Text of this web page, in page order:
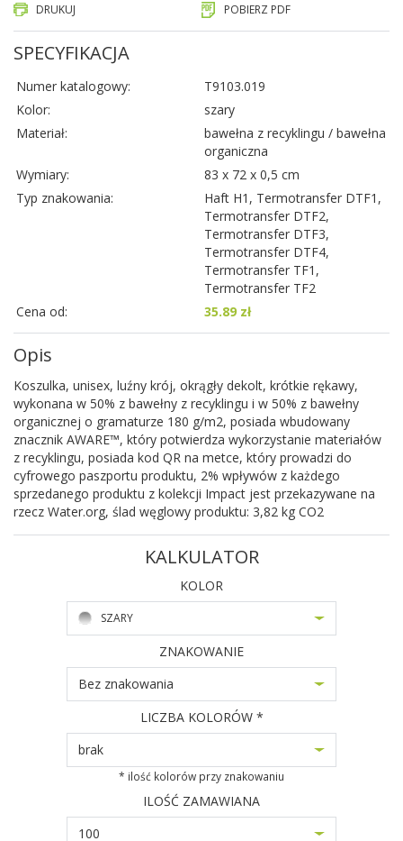
DRUKUJ
POBIERZ PDF
SPECYFIKACJA
Numer katalogowy:
T9103.019
Kolor:
szary
Materiał:
bawełna z recyklingu / bawełna
organiczna
Wymiary:
83 x 72 x 0,5 cm
Typ znakowania:
Haft H1, Termotransfer DTF1,
Termotransfer DTF2,
Termotransfer DTF3,
Termotransfer DTF4,
Termotransfer TF1,
Termotransfer TF2
Cena od:
35.89 zł
Opis
Koszulka, unisex, luźny krój, okrągły dekolt, krótkie rękawy,
wykonana w 50% z bawełny z recyklingu i w 50% z bawełny
organicznej o gramaturze 180 g/m2, posiada wbudowany
znacznik AWARE™, który potwierdza wykorzystanie materiałów
z recyklingu, posiada kod QR na metce, który prowadzi do
cyfrowego paszportu produktu, 2% wpływów z każdego
sprzedanego produktu z kolekcji Impact jest przekazywane na
rzecz Water.org, ślad węglowy produktu: 3,82 kg CO2
KALKULATOR
KOLOR
SZARY
ZNAKOWANIE
Bez znakowania
LICZBA KOLORÓW *
brak
* ilość kolorów przy znakowaniu
ILOŚĆ ZAMAWIANA
100